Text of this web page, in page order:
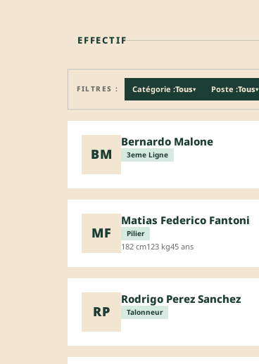
EFFECTIF
FILTRES : Catégorie :Tous▾ Poste :Tous▾
BM
Bernardo Malone
3eme Ligne
MF
Matias Federico Fantoni
Pilier
182 cm123 kg45 ans
RP
Rodrigo Perez Sanchez
Talonneur